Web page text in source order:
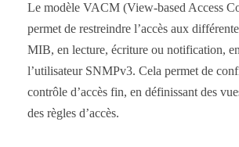
Le modèle VACM (View-based Access
permet de restreindre l’accès aux
MIB, en lecture, écriture ou notification,
l’utilisateur SNMPv3. Cela permet de
contrôle d’accès fin, en définissant des
des règles d’accès.